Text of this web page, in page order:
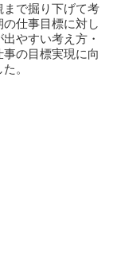
まで掘り下げて考
仕事目標に対し
やすい考え方・
の目標実現に向
。